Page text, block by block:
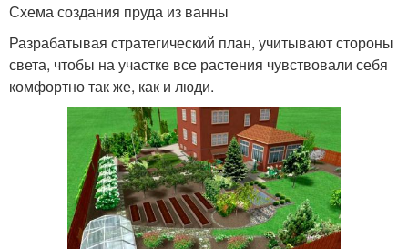
Схема создания пруда из ванны
Разрабатывая стратегический план, учитывают стороны
света, чтобы на участке все растения чувствовали себя
комфортно так же, как и люди.